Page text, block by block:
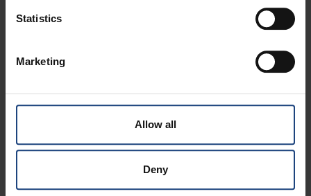
Statistics
Marketing
Allow all
Deny
Vluchten vanuit Brussel